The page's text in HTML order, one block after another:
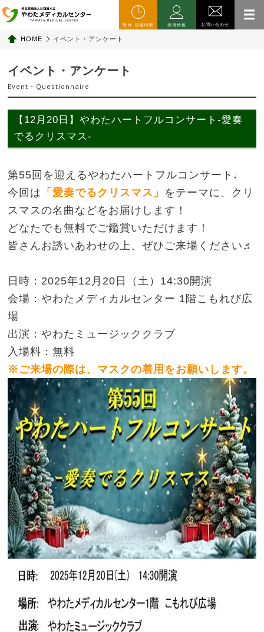
受付･診療時間 採用情報 お問い合わせ
HOME イベント・アンケート
イベント・アンケート
Event・Questionnaire
【12月20日】やわたハートフルコンサート-愛奏
でるクリスマス-
第55回を迎えるやわたハートフルコンサート♩
今回は 「愛奏でるクリスマス」 をテーマに、クリ
スマスの名曲などをお届けします！
どなたでも無料でご鑑賞いただけます！
皆さんお誘いあわせの上、ぜひご来場ください♬
日時：2025年12月20日（土）14:30開演
会場：やわたメディカルセンター 1階こもれび広
場
出演：やわたミュージッククラブ
入場料：無料
※ご来場の際は、マスクの着用をお願いします。